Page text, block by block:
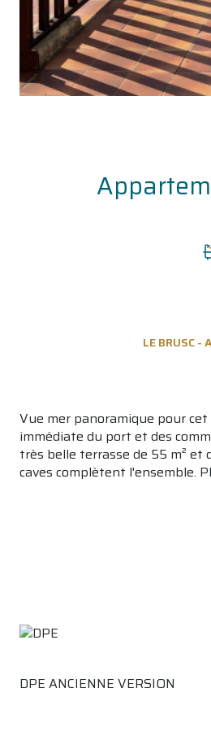
LE BRUSC -
Vue mer panoramique pour
immédiate du port et des
très belle terrasse de 55 m² et
caves complètent l'ensemble.
DPE ANCIENNE VERSION